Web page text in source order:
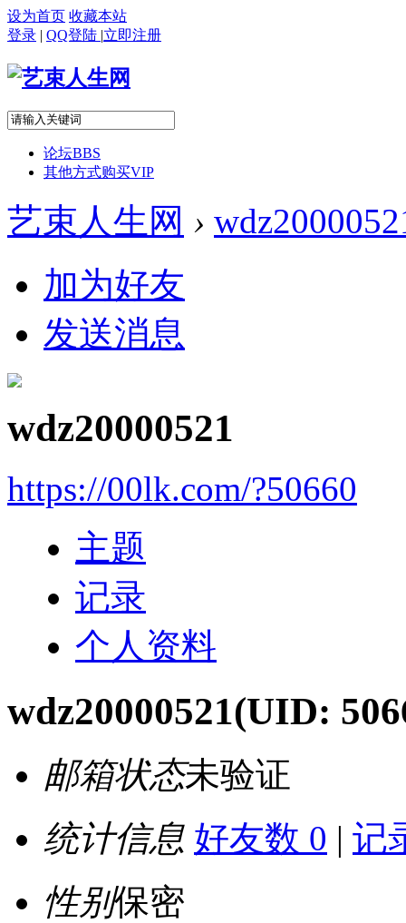
设为首页 收藏本站
登录 | QQ登陆 |立即注册
论坛BBS
其他方式购买VIP
艺束人生网 ›
加为好友
发送消息
wdz20000521
https://00lk.com/?50660
主题
记录
个人资料
wdz20000521(UID:
邮箱状态未验证
统计信息 好友数 0 | 记
性别保密